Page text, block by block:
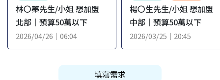
林〇蓁先生/小姐 想加盟
北部｜預算50萬以下
2026/04/26｜06:04
楊〇生先生/小姐 想加盟
中部｜預算50萬以下
2026/03/25｜20:45
填寫需求